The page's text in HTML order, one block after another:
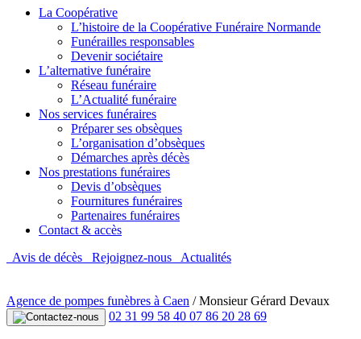
La Coopérative
L’histoire de la Coopérative Funéraire Normande
Funérailles responsables
Devenir sociétaire
L’alternative funéraire
Réseau funéraire
L’Actualité funéraire
Nos services funéraires
Préparer ses obsèques
L’organisation d’obsèques
Démarches après décès
Nos prestations funéraires
Devis d’obsèques
Fournitures funéraires
Partenaires funéraires
Contact & accès
Avis de décès
Rejoignez-nous Actualités
Agence de pompes funèbres à Caen /Monsieur Gérard Devaux
02 31 99 58 40 07 86 20 28 69